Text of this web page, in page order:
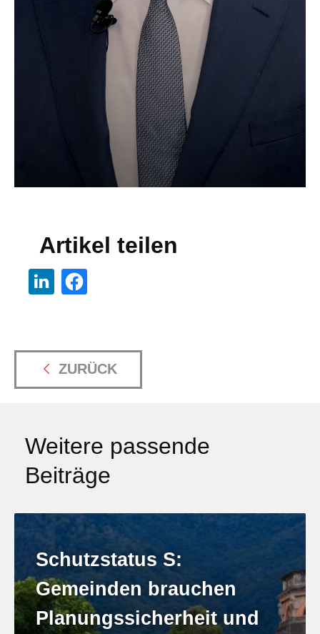
Artikel teilen
ZURÜCK
Weitere passende
Beiträge
Schutzstatus S:
Gemeinden brauchen
Planungssicherheit und